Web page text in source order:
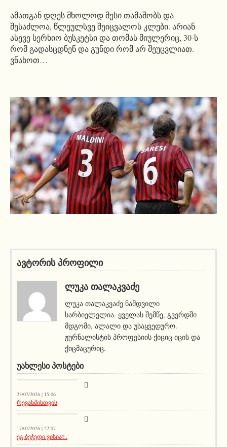
ამათგან დღეს მხოლოდ მესი თამაშობს და
შესაძლოა, წლეულსვე შეიცვალოს კლუბი. არიან
ასევე სერხიო ბუსკეტსი და თომას მიულერიც, 30-ს
რომ გადასცდნენ და გუნდი რომ არ შეუცვლიათ.
ვნახოთ…
ავტორის პროფილი
ᲚᲣᲙᲐ ᲗᲐᲚᲐᲙᲕᲐᲫᲔ
ლუკა თალაკვაძე ნამდვილი
სარბიელელია. ყველას შემწე, გვერდში
მდგომი, ალალი და უსაყვედურო.
ჟურნალისტის პროფესიის ქიციც იცის და
ქიცმაცურიც.
ᲣᲐᲮᲚᲔᲡᲘ ᲞᲝᲡᲢᲔᲑᲘ
სიახლეები
23/07/2026 | 15:06
რევანშისთვის
მთავარი ამბავი
17/07/2026 | 22:07
ეგ ბეჭედი ვისია?..
სიახლეები